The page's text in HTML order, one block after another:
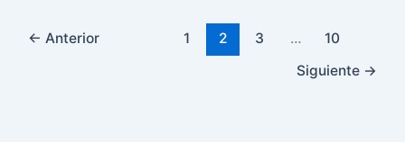
← Anterior 1 2 3 …
10
Siguiente →